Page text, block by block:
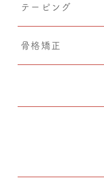
テーピング
骨格矯正
CMC筋膜ストレ